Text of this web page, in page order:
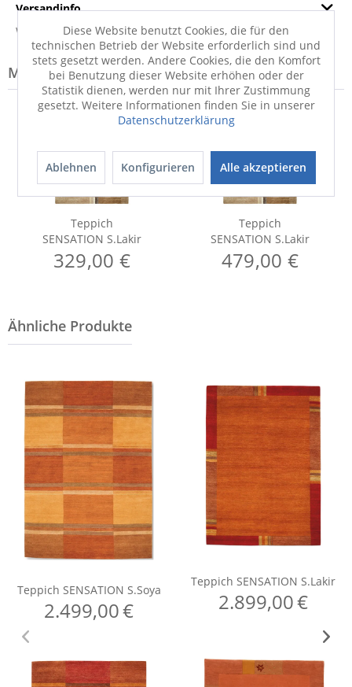
Versandinfo
Weitere Informationen zum Versand...
Modell-Familie: SENSATION
Teppich
SENSATION S.Lakir
329,00 €
Teppich
SENSATION S.Lakir
479,00 €
Diese Website benutzt Cookies, die für den
technischen Betrieb der Website erforderlich sind und
stets gesetzt werden. Andere Cookies, die den Komfort
bei Benutzung dieser Website erhöhen oder der
Statistik dienen, werden nur mit Ihrer Zustimmung
gesetzt. Weitere Informationen finden Sie in unserer
Datenschutzerklärung
Ablehnen Konfigurieren Alle akzeptieren